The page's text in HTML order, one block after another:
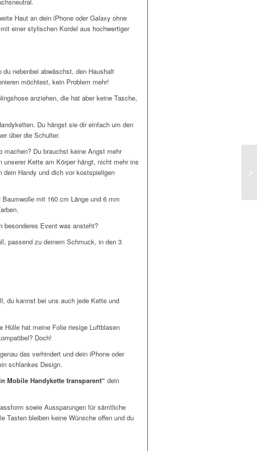
Haut an dein iPhone oder Galaxy ohne
einer stylischen Kordel aus hochwertiger
nebenbei abwäschst, den Haushalt
möchtest, kein Problem mehr!
anziehen, die hat aber keine Tasche,
Du hängst sie dir einfach um den
über die Schulter.
machen? Du brauchst keine Angst mehr
Kette am Körper hängt, nicht mehr ins
Handy und dich vor kostspieligen
mit 160 cm Länge und 6 mm
besonderes Event was ansteht?
passend zu deinem Schmuck, in den 3
du kannst bei uns auch jede Kette und
Hülle hat meine Folie riesige Luftblasen
Doch!
das verhindert und dein iPhone oder
schlankes Design.
Mobile Handykette transparent“dein
sowie Aussparungen für sämtliche
Tasten bleiben keine Wünsche offen und du